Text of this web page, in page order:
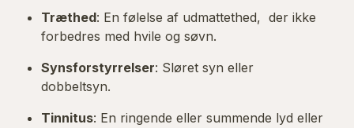
Træthed: En følelse af udmattethed, der ikke
forbedres med hvile og søvn.
Synsforstyrrelser: Sløret syn eller
dobbeltsyn.
Tinnitus: En ringende eller summende lyd eller